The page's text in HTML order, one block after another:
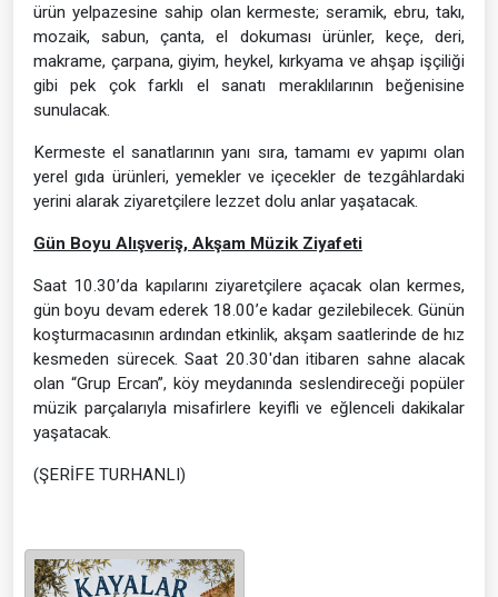
ürün yelpazesine sahip olan kermeste; seramik, ebru, takı,
mozaik, sabun, çanta, el dokuması ürünler, keçe, deri,
makrame, çarpana, giyim, heykel, kırkyama ve ahşap işçiliği
gibi pek çok farklı el sanatı meraklılarının beğenisine
sunulacak.
Kermeste el sanatlarının yanı sıra, tamamı ev yapımı olan
yerel gıda ürünleri, yemekler ve içecekler de tezgâhlardaki
yerini alarak ziyaretçilere lezzet dolu anlar yaşatacak.
Gün Boyu Alışveriş, Akşam Müzik Ziyafeti
Saat 10.30’da kapılarını ziyaretçilere açacak olan kermes,
gün boyu devam ederek 18.00’e kadar gezilebilecek. Günün
koşturmacasının ardından etkinlik, akşam saatlerinde de hız
kesmeden sürecek. Saat 20.30'dan itibaren sahne alacak
olan “Grup Ercan”, köy meydanında seslendireceği popüler
müzik parçalarıyla misafirlere keyifli ve eğlenceli dakikalar
yaşatacak.
(ŞERİFE TURHANLI)